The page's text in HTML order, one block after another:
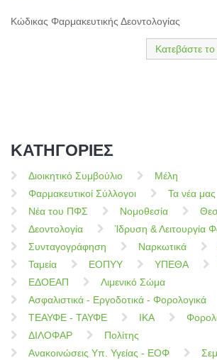
Κώδικας Φαρμακευτικής Δεοντολογίας
Κατεβάστε
ΚΑΤΗΓΟΡΙΕΣ
Διοικητικό Συμβούλιο
Μέλη
Φαρμακευτικοί Σύλλογοι
Τα νέα μας
Νέα του ΠΦΣ
Νομοθεσία
Δεοντολογία
Ίδρυση & Λειτουργία
Συνταγογράφηση
Ναρκωτικά
Ταμεία
ΕΟΠΥΥ ΥΠΕΘΑ
ΕΔΟΕΑΠ
Λιμενικό Σώμα
Ασφαλιστικά - Εργοδοτικά - Φορολογικά
ΤΕΑΥΦΕ - ΤΑΥΦΕ
ΙΚΑ
ΔΙΛΟΦΑΡ
Πολίτης
Ανακοινώσεις Υπ. Υγείας - ΕΟΦ